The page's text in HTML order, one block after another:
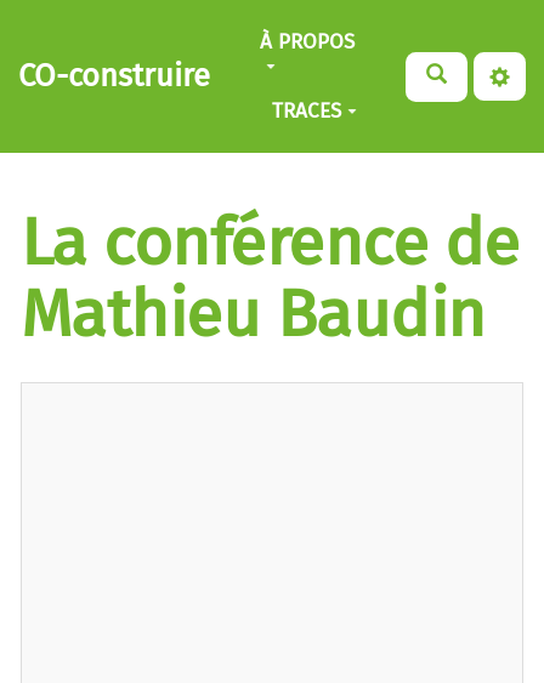
Aller au contenu principal
CO-construire
À PROPOS
TRACES
La conférence de
Mathieu Baudin